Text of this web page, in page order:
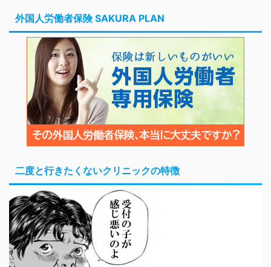
外国人労働者保険 SAKURA PLAN
二度と行きたくないクリニックの特徴